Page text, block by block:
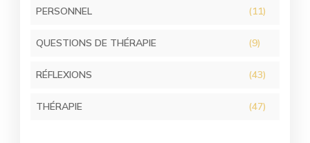
PERSONNEL (11)
QUESTIONS DE THÉRAPIE (9)
RÉFLEXIONS (43)
THÉRAPIE (47)